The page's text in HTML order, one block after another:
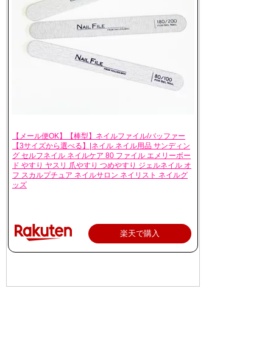
【メール便OK】【棒型】ネイルファイル/バッファー
【3サイズから選べる】|ネイル ネイル用品 サンディン
グ セルフネイル ネイルケア 80 ファイル エメリーボー
ド やすり ヤスリ 爪やすり つめやすり ジェルネイル オ
フ スカルプチュア ネイルサロン ネイリスト ネイルグ
ッズ
楽天で購入